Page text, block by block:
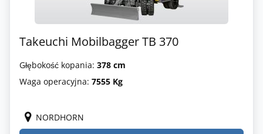
Takeuchi Mobilbagger TB 370
Głębokość kopania: 378 cm
Waga operacyjna: 7555 Kg
NORDHORN